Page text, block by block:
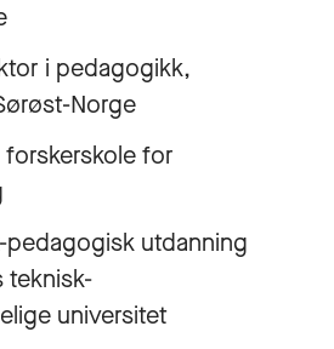
i pedagogikk,
Norge
forskerskole for
pedagogisk utdanning
teknisk-
universitet